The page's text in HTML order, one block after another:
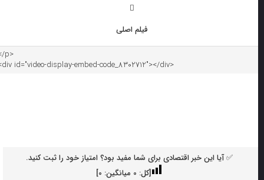
فیلم اصلی
✅ آیا این خبر اقتصادی برای شما مفید بود؟ امتیاز خود را ثبت کنید.
[کل:0 میانگین:0